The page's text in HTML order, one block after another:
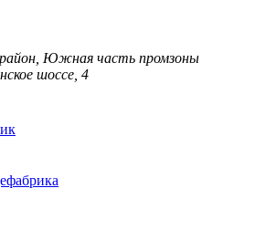
район, Южная часть промзоны
шоссе, 4